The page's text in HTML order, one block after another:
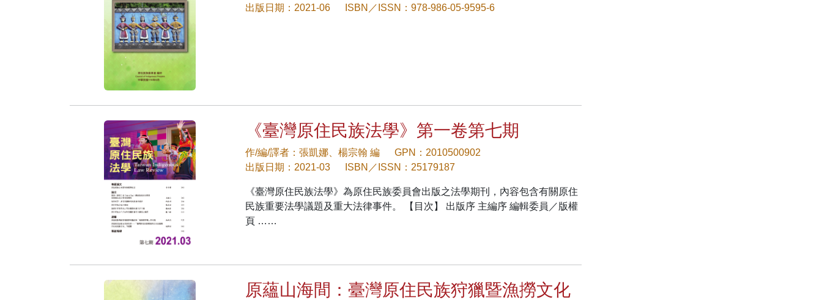
出版日期：2021-06
ISBN／ISSN：978-986-05-9595-6
《臺灣原住民族法學》第一卷第七期
作/編/譯者：張凱娜、楊宗翰 編
GPN：2010500902
出版日期：2021-03
ISBN／ISSN：25179187
《臺灣原住民族法學》為原住民族委員會出版之法學期刊，內容包含有關原住
民族重要法學議題及重大法律事件。 【目次】 出版序 主編序 編輯委員／版權
頁 ……
原蘊山海間：臺灣原住民族狩獵暨漁撈文化